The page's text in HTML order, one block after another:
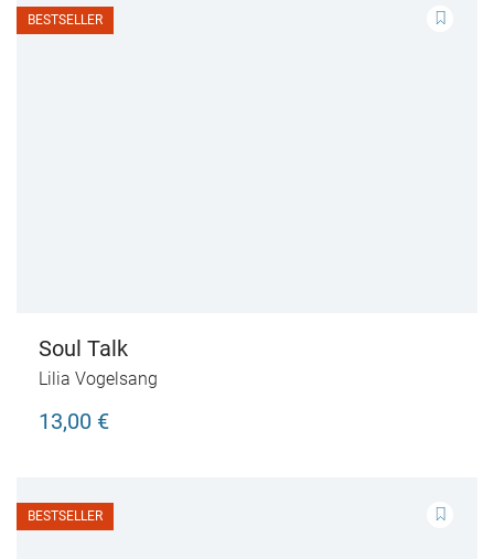
BESTSELLER
Soul Talk
Lilia Vogelsang
13,00 €
BESTSELLER